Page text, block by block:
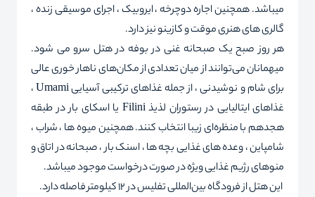
میباشد. همچنین اجاره دوچرخه ، ایروبیک ، اجرای موسیقی زنده ،
گالری های هنری موقت و کازینو نیز دارد.
هر روز صبح یک صبحانه غنی در بوفه در هتل سرو می شود.
میهمانان می‌توانند از میان تعدادی از مکان‌های ناهار خوری عالی
برای شام و نوشیدنی ، از جمله غذاهای ترکیبی آسیایی Umami ،
غذاهای ایتالیایی در رستوران لذیذ Filini یا اسکای بار در طبقه
هجدهم با منظره‌ای زیبا انتخاب کنند. همچنین میوه ها ، شراب ،
شامپاین ، وعده های غذایی بچه ها ، اسنک بار ، صبحانه در اتاق و
منوهای رژیم غذایی ویژه در صورت درخواست موجود میباشد.
این هتل از فرودگاه بین‌المللی تفلیس در 12 کیلومتر فاصله دارد.